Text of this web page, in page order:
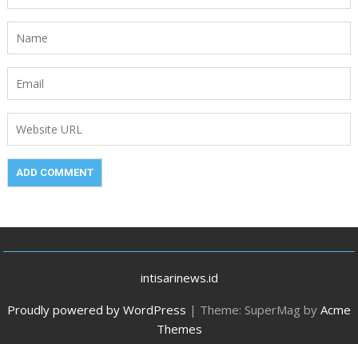
intisarinews.id
Proudly powered by WordPress | Theme: SuperMag by Acme
Themes